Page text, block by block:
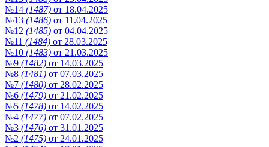
№14 (1487) от 18.04.2025
№13 (1486) от 11.04.2025
№12 (1485) от 04.04.2025
№11 (1484) от 28.03.2025
№10 (1483) от 21.03.2025
№9 (1482) от 14.03.2025
№8 (1481) от 07.03.2025
№7 (1480) от 28.02.2025
№6 (1479) от 21.02.2025
№5 (1478) от 14.02.2025
№4 (1477) от 07.02.2025
№3 (1476) от 31.01.2025
№2 (1475) от 24.01.2025